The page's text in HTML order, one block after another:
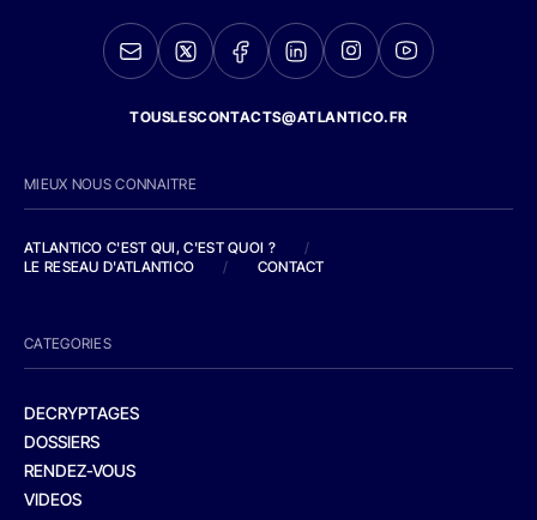
TOUSLESCONTACTS@ATLANTICO.FR
MIEUX NOUS CONNAITRE
ATLANTICO C'EST QUI, C'EST QUOI ?
/
LE RESEAU D'ATLANTICO
/ CONTACT
CATEGORIES
DECRYPTAGES
DOSSIERS
RENDEZ-VOUS
VIDEOS